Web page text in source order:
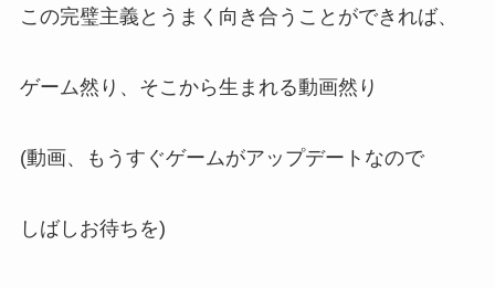
この完璧主義とうまく向き合うことができれば、
ゲーム然り、そこから生まれる動画然り
(動画、もうすぐゲームがアップデートなので
しばしお待ちを)